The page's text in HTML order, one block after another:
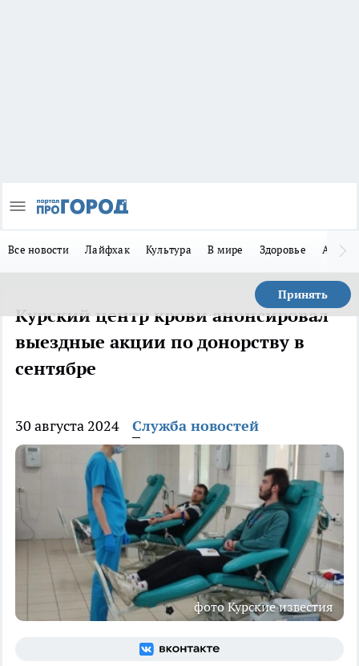
Все новости Лайфхак Культура В мире Здоровье Авто
Принять
Курский центр крови анонсировал
выездные акции по донорству в
сентябре
30 августа 2024 Служба новостей
фото Курские известия